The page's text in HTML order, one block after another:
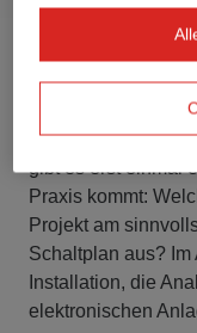
In der Ausbildung
gibt es erst einmal
Praxis kommt:
Projekt am
Schaltplan aus?
Installation, die
elektronischen